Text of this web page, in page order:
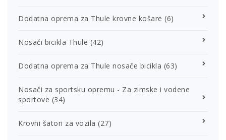
Dodatna oprema za Thule krovne košare (6)
Nosači bicikla Thule (42)
Dodatna oprema za Thule nosače bicikla (63)
Nosači za sportsku opremu - Za zimske i vodene
sportove (34)
Krovni šatori za vozila (27)